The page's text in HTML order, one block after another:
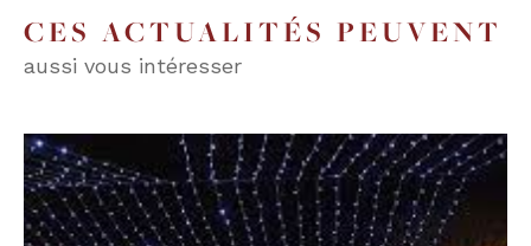
CES ACTUALITÉS PEUVENT
aussi vous intéresser